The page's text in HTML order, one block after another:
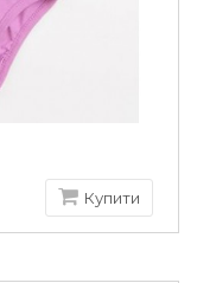
Купити